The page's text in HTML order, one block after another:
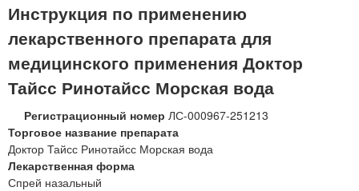
н
й
ч
к
а
Б
р
н
х
о
р
Инструкция по применению
лекарственного препарата для
медицинского применения Доктор
Тайсс Ринотайсс Морская вода
Регистрационный номер ЛС-000967-251213
Торговое название препарата
Доктор Тайсс Ринотайсс Морская вода
Лекарственная форма
Спрей назальный